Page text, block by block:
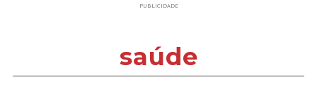
PUBLICIDADE
saúde